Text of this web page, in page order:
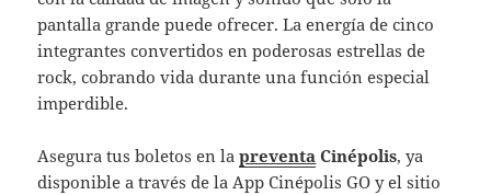
pantalla grande puede ofrecer. La energía de cinco
integrantes convertidos en poderosas estrellas de
rock, cobrando vida durante una función especial
imperdible.
Asegura tus boletos en lapreventa Cinépolis, ya
disponible a través de la App Cinépolis GO y el sitio